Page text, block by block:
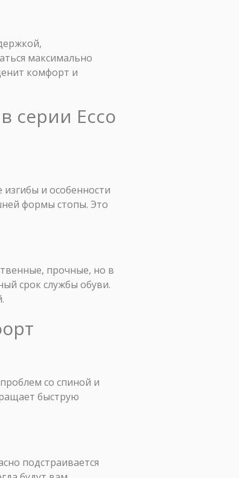
максимально
комфорт и
серии Ecco
изгибы и особенности
формы стопы. Это
прочные, но в
срок службы обуви.
со спиной и
быструю
подстраивается